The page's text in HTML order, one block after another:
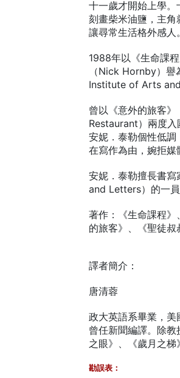
十一歲才開始上學
刻畫柴米油鹽，主角
讓尋常生活格外感人。
1988年以《生命課
（Nick Hornby）
Institute of Arts and
曾以《意外的旅客
Restaurant）兩度入
安妮．泰勒個性低
在寫作為由，婉拒媒
安妮．泰勒擅長書
and Letters）的一
著作：《生命課程
的旅客》、《聖徒叔
譯者簡介：
唐清蓉
政大英語系畢業，
曾任新聞編譯。除
之眼》、《歲月之梯
勘誤表：